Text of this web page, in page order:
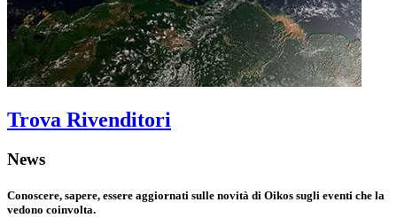
Trova Rivenditori
News
Conoscere, sapere, essere aggiornati sulle novità di Oikos sugli eventi che la
vedono coinvolta.